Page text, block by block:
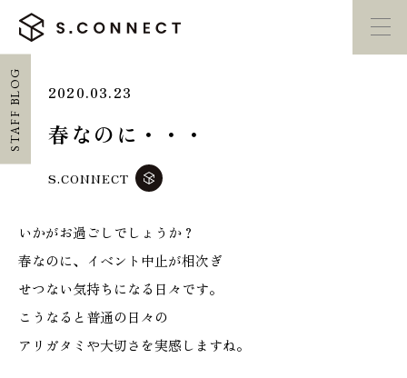
HOME
ホーム
CONCEPT
エスコネについて
家づくり勉強会
STAFF BLOG 2020.03.23
春なのに・・・
S.CONNECT
いかがお過ごしでしょうか？
春なのに、イベント中止が相次ぎ
せつない気持ちになる日々です。
こうなると普通の日々の
アリガタミや大切さを実感しますね。